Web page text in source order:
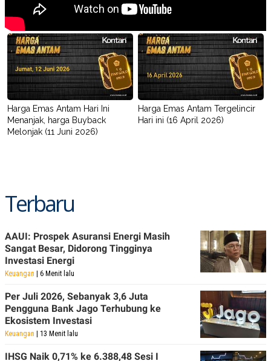
Harga Emas Antam Hari Ini
Menanjak, harga Buyback
Melonjak (11 Juni 2026)
Harga Emas Antam Tergelincir
Hari ini (16 April 2026)
Terbaru
AAUI: Prospek Asuransi Energi Masih
Sangat Besar, Didorong Tingginya
Investasi Energi
Keuangan | 6 Menit lalu
Per Juli 2026, Sebanyak 3,6 Juta
Pengguna Bank Jago Terhubung ke
Ekosistem Investasi
Keuangan | 13 Menit lalu
IHSG Naik 0,71% ke 6.388,48 Sesi I